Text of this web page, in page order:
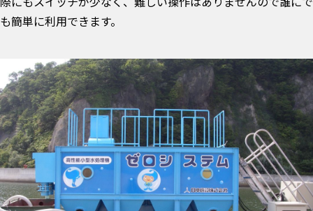
も簡単に利用できます。